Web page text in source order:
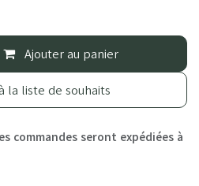
Ajouter au panier
la liste de souhaits
commandes seront expédiées à